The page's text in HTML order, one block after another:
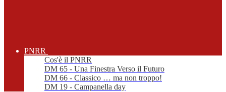
PNRR
Cos'è il PNRR
DM 65 - Una Finestra Verso il Futuro
DM 66 - Classico … ma non troppo!
DM 19 - Campanella day